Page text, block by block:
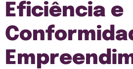
Eficiência e